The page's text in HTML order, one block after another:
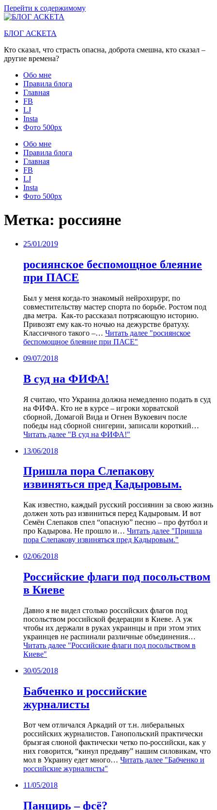
Перейти к содержимому
БЛОГ АСКЕТА
Кто сказал, что страсть опасна, доброта смешна, кто сказал –
другие времена?
Обо мне
Правила блога
Главная
FB
LJ
Insta
Фото 500px
Обо мне
Правила блога
Главная
FB
LJ
Insta
Фото 500px
Метка: россияне
25/01/2019
росиянское беспомощное блеяние
при ПАСЕ
Был у меня когда-то знакомый нейрохирург, по
совместительству мастер спорта по борьбе. Ростом под
два метра. Как-то рассказал потрясающую историю.
Привозят ему как-то ночью на дежурстве братуху.
Классичного такого –… Читать далее "росиянское
беспомощное блеяние при ПАСЕ"
09/07/2018
В суд на ФИФА!
Я считаю, что Украина должна немедленно подать в суд
на ФИФА. Кто не в курсе – игроки хорватской
сборной, Домагой Вида и Огнен Вукоевич после
победы над сборной снигерии, записали короткий…
Читать далее "В суд на ФИФА!"
13/06/2018
Пришла пора Слепакову
извиняться пред Кадыровым.
Как известно, каждый русский россиянин за свою жизнь
должен хоть раз извиниться перед Кадыровым. И вот
Семён Слепаков спел “опасную” песню – про футбол и
про Кадырова. Не прошло и… Читать далее "Пришла
пора Слепакову извиняться пред Кадыровым."
02/06/2018
Российские флаги под посольством
в Киеве
Давно я не видел столько российских флагов под
посольством российской федерации в Киеве. А уж
чтобы их держали в руках украинцы и при этом этих
украинцев не распинали различные объединения…
Читать далее "Российские флаги под посольством в
Киеве"
30/05/2018
Бабченко и российские
журналисты
Вот чем отличался Аркадий от т.н. либеральных
российских журналистов. Ганопольский практически
брызгая слюной фактически четко по-российски, как у
них говорится, “кинул предьяву” нашим силовикам, что
мол в Украину едет много… Читать далее "Бабченко и
российские журналисты"
11/05/2018
Панцирь – фсё?